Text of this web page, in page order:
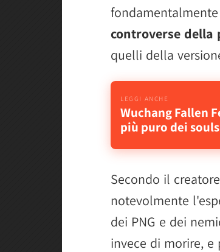
fondamentalmente
controverse della
quelli della
Wuchang Fallen
più puro dei
Secondo il
notevolmente
dei PNG e dei
invece di morire,